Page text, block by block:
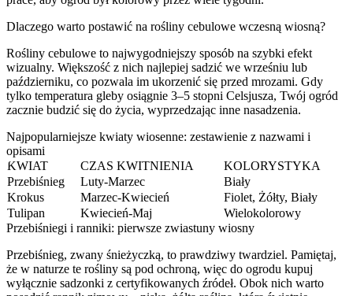
Dlaczego warto postawić na rośliny cebulowe wczesną wiosną?
Rośliny cebulowe to najwygodniejszy sposób na szybki efekt
wizualny. Większość z nich najlepiej sadzić we wrześniu lub
październiku, co pozwala im ukorzenić się przed mrozami. Gdy
tylko temperatura gleby osiągnie 3–5 stopni Celsjusza, Twój ogród
zacznie budzić się do życia, wyprzedzając inne nasadzenia.
Najpopularniejsze kwiaty wiosenne: zestawienie z nazwami i
opisami
KWIAT
CZAS KWITNIENIA
KOLORYSTYKA
Przebiśnieg
Luty-Marzec
Biały
Krokus
Marzec-Kwiecień
Fiolet, Żółty, Biały
Tulipan
Kwiecień-Maj
Wielokolorowy
Przebiśniegi i ranniki: pierwsze zwiastuny wiosny
Przebiśnieg, zwany śnieżyczką, to prawdziwy twardziel. Pamiętaj,
że w naturze te rośliny są pod ochroną, więc do ogrodu kupuj
wyłącznie sadzonki z certyfikowanych źródeł. Obok nich warto